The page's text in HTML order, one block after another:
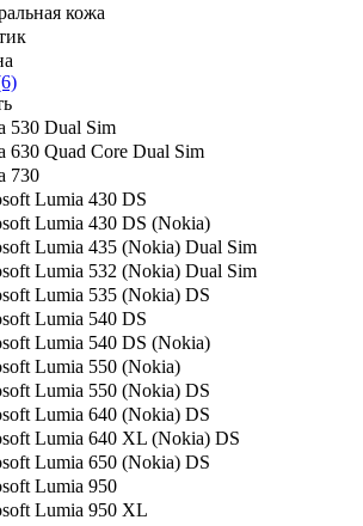
кожа
530 Dual Sim
630 Quad Core Dual Sim
730
Lumia 430 DS
Lumia 430 DS (Nokia)
Lumia 435 (Nokia) Dual Sim
Lumia 532 (Nokia) Dual Sim
Lumia 535 (Nokia) DS
Lumia 540 DS
Lumia 540 DS (Nokia)
Lumia 550 (Nokia)
Lumia 550 (Nokia) DS
Lumia 640 (Nokia) DS
Lumia 640 XL (Nokia) DS
Lumia 650 (Nokia) DS
Lumia 950
Lumia 950 XL